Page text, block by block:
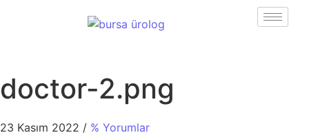
doctor-2.png
23 Kasım 2022 / % Yorumlar